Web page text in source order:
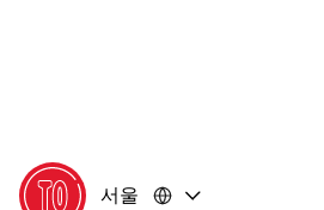
아
가
아
가
서울